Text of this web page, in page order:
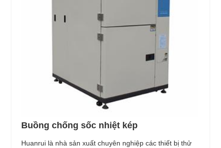
Buồng chống sốc nhiệt kép
Huanrui là nhà sản xuất chuyên nghiệp các thiết bị thử